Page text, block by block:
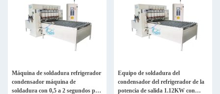
Máquina de soldadura refrigerador
condensador máquina de
soldadura con 0,5 a 2 segundos por
Equipo de soldadura del
condensador del refrigerador de la
potencia de salida 1.12KW con